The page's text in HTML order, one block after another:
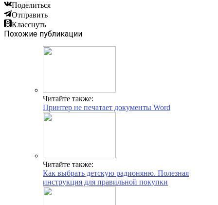
Поделиться
Отправить
Класснуть
Похожие публикации
Читайте также:
Принтер не печатает документы Word
Читайте также:
Как выбрать детскую радионяню. Полезная
инструкция для правильной покупки